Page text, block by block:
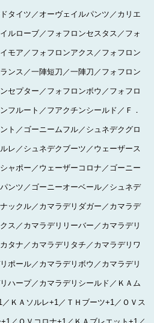
タイツ／オーヴェイルパンツ／カリエ
ルローブ／フォフロンセスタス／フォ
モア／フォフロンアクス／フォフロン
ンス／一陣短刀／一陣刀／フォフロン
セプター／フォフロンボウ／フォフロ
フルート／フアクチンシールド／Ｆ．
ト／ゴーニームフル／シュネデクグロ
レ／シュネデクブーツ／ウェーザース
ャポー／ウェーザーコロナ／ゴーニー
ンツ／ゴーニーオーベール／シュネデ
ックル／カマラデリダガー／カマラデ
ス／カマラデリリーバー／カマラデリ
タナ／カマラデリタチ／カマラデリワ
ポール／カマラデリボウ／カマラデリ
ハープ／カマラデリシールド／ＫＡム
ＫＡソルレ+1／ＴＨブーツ+1／ＯＶス